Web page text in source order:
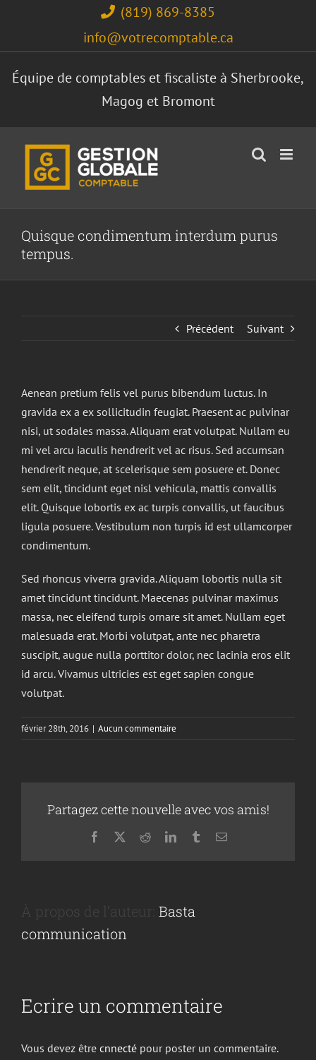
(819) 869-8385
info@votrecomptable.ca
Équipe de comptables et fiscaliste à Sherbrooke,
Magog et Bromont
Quisque condimentum interdum purus
tempus.
Précédent Suivant
Aenean pretium felis vel purus bibendum luctus. In
gravida ex a ex sollicitudin feugiat. Praesent ac pulvinar
nisi, ut sodales massa. Aliquam erat volutpat. Nullam eu
mi vel arcu iaculis hendrerit vel ac risus. Sed accumsan
hendrerit neque, at scelerisque sem posuere et. Donec
sem elit, tincidunt eget nisl vehicula, mattis convallis
elit. Quisque lobortis ex ac turpis convallis, ut faucibus
ligula posuere. Vestibulum non turpis id est ullamcorper
condimentum.
Sed rhoncus viverra gravida. Aliquam lobortis nulla sit
amet tincidunt tincidunt. Maecenas pulvinar maximus
massa, nec eleifend turpis ornare sit amet. Nullam eget
malesuada erat. Morbi volutpat, ante nec pharetra
suscipit, augue nulla porttitor dolor, nec lacinia eros elit
id arcu. Vivamus ultricies est eget sapien congue
volutpat.
février 28th, 2016 | Aucun commentaire
Partagez cette nouvelle avec vos amis!
Facebook RedditLinkedInTumblrCourriel
À propos de l’auteur: Basta
communication
Ecrire un commentaire
Vous devez être cnnecté pour poster un commentaire.